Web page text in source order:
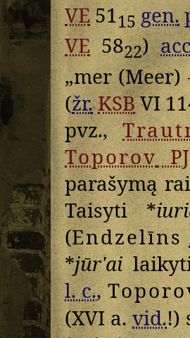
VE5115 gen.
VE5822)
„mer
(žr.KSBVI
pvz.,
ToporovPJ
parašymą
Taisyti *
(Endzelīns
*jūrʹai
l. c.,
(XVI a.vid.!)